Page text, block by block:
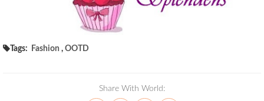
Tags: Fashion , OOTD
Share With World: